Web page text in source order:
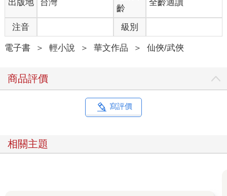
出版地 台灣
齡
全齡適讀
注音 級別
電子書 ＞ 輕小說 ＞ 華文作品 ＞ 仙俠/武俠
商品評價
寫評價
相關主題